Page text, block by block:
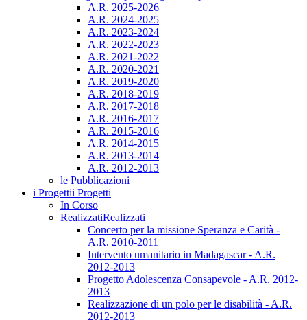
A.R. 2025-2026
A.R. 2024-2025
A.R. 2023-2024
A.R. 2022-2023
A.R. 2021-2022
A.R. 2020-2021
A.R. 2019-2020
A.R. 2018-2019
A.R. 2017-2018
A.R. 2016-2017
A.R. 2015-2016
A.R. 2014-2015
A.R. 2013-2014
A.R. 2012-2013
le Pubblicazioni
i Progettii Progetti
In Corso
RealizzatiRealizzati
Concerto per la missione Speranza e Carità -
A.R. 2010-2011
Intervento umanitario in Madagascar - A.R.
2012-2013
Progetto Adolescenza Consapevole - A.R. 2012-
2013
Realizzazione di un polo per le disabilità - A.R.
2012-2013